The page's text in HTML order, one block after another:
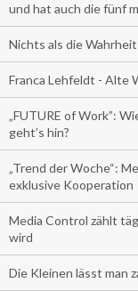
und hat auch die fünf
Nichts als die
Franca Lehfeldt - Alte
„FUTURE of Work”:
geht’s hin?
„Trend der Woche“:
exklusive Kooperation
Media Control zählt
wird
Die Kleinen lässt man